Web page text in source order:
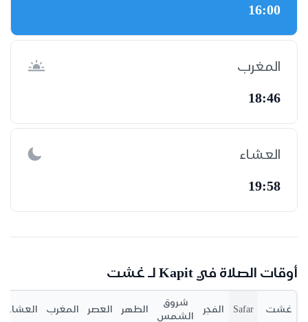
16:00
المغرب
18:46
العشاء
19:58
أوقات الصلاة في Kapit لـ غشت
غشت Safar الفجر
شروق
الشمس
الظهر العصر المغرب العشاء